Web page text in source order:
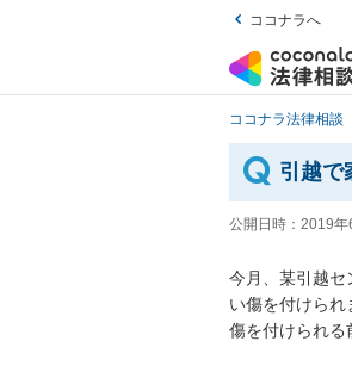
ココナラへ
ココナラ法律相談
引越で
公開日時： 2019年
今月、某引越セ
い傷を付けられ
傷を付けられる